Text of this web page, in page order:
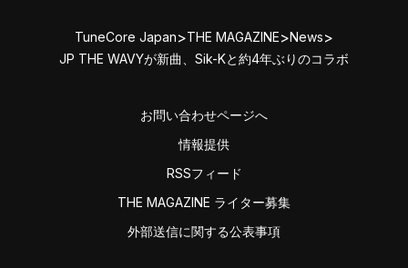
TuneCore Japan>THE MAGAZINE>News>
JP THE WAVYが新曲、Sik-Kと約4年ぶりのコラボ
お問い合わせページへ
情報提供
RSSフィード
THE MAGAZINE ライター募集
外部送信に関する公表事項